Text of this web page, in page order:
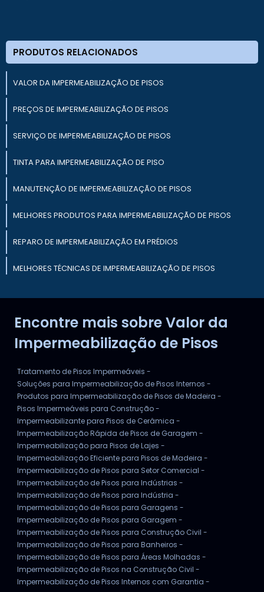
PRODUTOS RELACIONADOS
VALOR DA IMPERMEABILIZAÇÃO DE PISOS
PREÇOS DE IMPERMEABILIZAÇÃO DE PISOS
SERVIÇO DE IMPERMEABILIZAÇÃO DE PISOS
TINTA PARA IMPERMEABILIZAÇÃO DE PISO
MANUTENÇÃO DE IMPERMEABILIZAÇÃO DE PISOS
MELHORES PRODUTOS PARA IMPERMEABILIZAÇÃO DE PISOS
REPARO DE IMPERMEABILIZAÇÃO EM PRÉDIOS
MELHORES TÉCNICAS DE IMPERMEABILIZAÇÃO DE PISOS
IMPERMEABILIZAÇÃO DE PISOS INTERNOS
Encontre mais sobre Valor da
Impermeabilização de Pisos
Tratamento de Pisos Impermeáveis -
Soluções para Impermeabilização de Pisos Internos -
Produtos para Impermeabilização de Pisos de Madeira -
Pisos Impermeáveis para Construção -
Impermeabilizante para Pisos de Cerâmica -
Impermeabilização Rápida de Pisos de Garagem -
Impermeabilização para Pisos de Lajes -
Impermeabilização Eficiente para Pisos de Madeira -
Impermeabilização de Pisos para Setor Comercial -
Impermeabilização de Pisos para Indústrias -
Impermeabilização de Pisos para Indústria -
Impermeabilização de Pisos para Garagens -
Impermeabilização de Pisos para Garagem -
Impermeabilização de Pisos para Construção Civil -
Impermeabilização de Pisos para Banheiros -
Impermeabilização de Pisos para Áreas Molhadas -
Impermeabilização de Pisos na Construção Civil -
Impermeabilização de Pisos Internos com Garantia -